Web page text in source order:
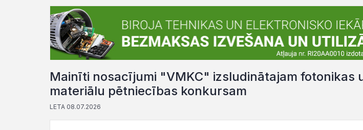
Mainīti nosacījumi "VMKC" izsludinātajam fotonikas
materiālu pētniecības konkursam
LETA 08.07.2026